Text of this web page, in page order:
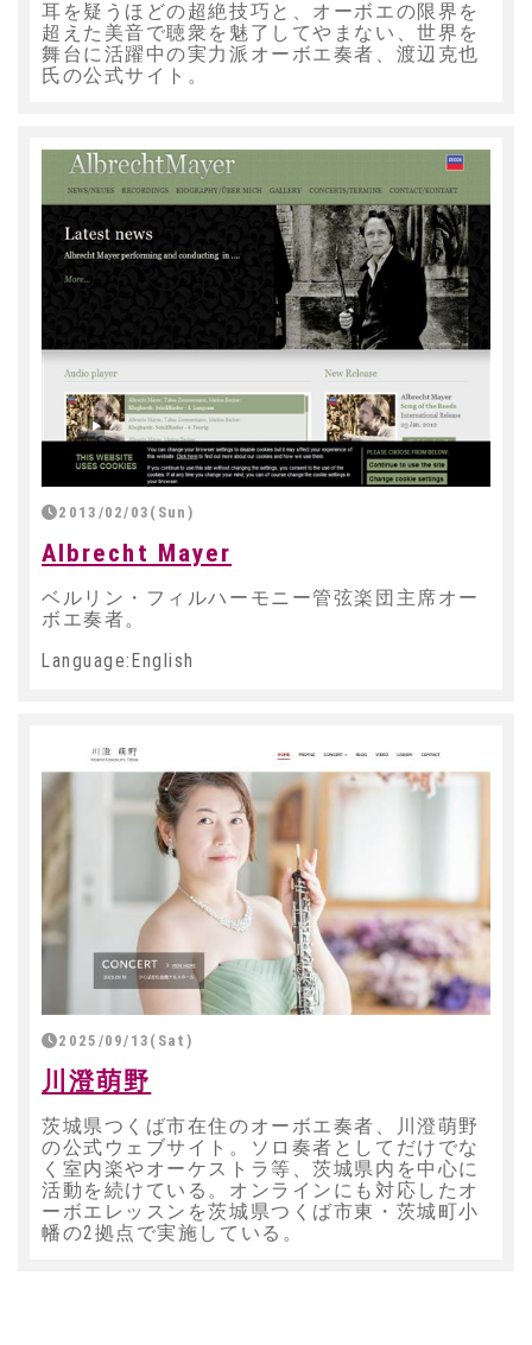
耳を疑うほどの超絶技巧と、オーボエの限界を
超えた美音で聴衆を魅了してやまない、世界を
舞台に活躍中の実力派オーボエ奏者、渡辺克也
氏の公式サイト。
2013/02/03(Sun)
Albrecht Mayer
ベルリン・フィルハーモニー管弦楽団主席オー
ボエ奏者。
Language:English
2025/09/13(Sat)
川澄萌野
茨城県つくば市在住のオーボエ奏者、川澄萌野
の公式ウェブサイト。ソロ奏者としてだけでな
く室内楽やオーケストラ等、茨城県内を中心に
活動を続けている。オンラインにも対応したオ
ーボエレッスンを茨城県つくば市東・茨城町小
幡の2拠点で実施している。